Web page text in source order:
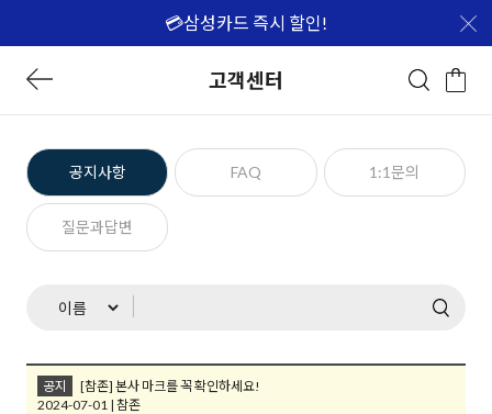
💳삼성카드 즉시 할인!
고객센터
공지사항 FAQ 1:1문의
질문과답변
공지
[참존] 본사 마크를 꼭 확인하세요!
2024-07-01 | 참존